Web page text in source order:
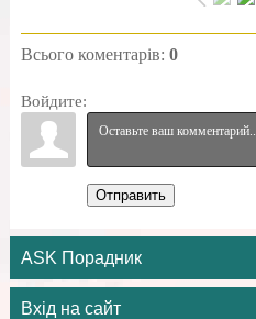
Всього коментарів: 0
Войдите:
Отправить
ASK Порадник
Вхід на сайт